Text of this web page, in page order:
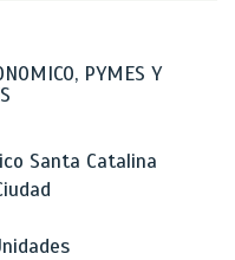
PYMES Y
Santa Catalina